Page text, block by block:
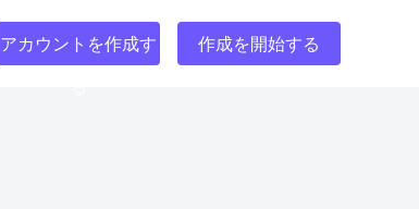
アカウントを作成す
作成を開始する